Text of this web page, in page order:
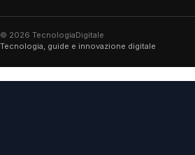
© 2026 TecnologiaDigitale
Tecnologia, guide e innovazione digitale